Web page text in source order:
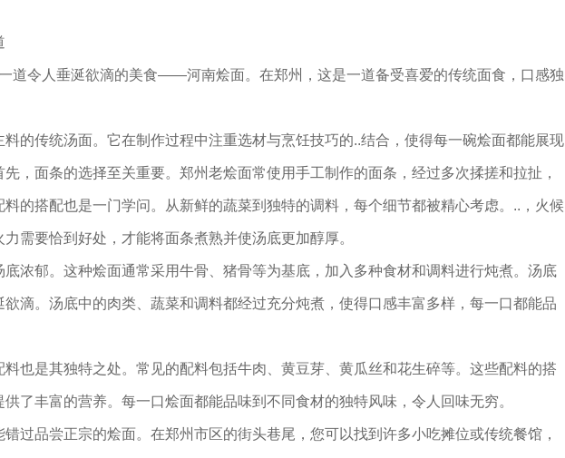
道令人垂涎欲滴的美食——河南烩面。在郑州，这是一道备受喜爱的传统面食，口感独
的传统汤面。它在制作过程中注重选材与烹饪技巧的..结合，使得每一碗烩面都能展现
，面条的选择至关重要。郑州老烩面常使用手工制作的面条，经过多次揉搓和拉扯，
的搭配也是一门学问。从新鲜的蔬菜到独特的调料，每个细节都被精心考虑。..，火候
需要恰到好处，才能将面条煮熟并使汤底更加醇厚。
浓郁。这种烩面通常采用牛骨、猪骨等为基底，加入多种食材和调料进行炖煮。汤底
滴。汤底中的肉类、蔬菜和调料都经过充分炖煮，使得口感丰富多样，每一口都能品
料也是其独特之处。常见的配料包括牛肉、黄豆芽、黄瓜丝和花生碎等。这些配料的搭
了丰富的营养。每一口烩面都能品味到不同食材的独特风味，令人回味无穷。
过品尝正宗的烩面。在郑州市区的街头巷尾，您可以找到许多小吃摊位或传统餐馆，